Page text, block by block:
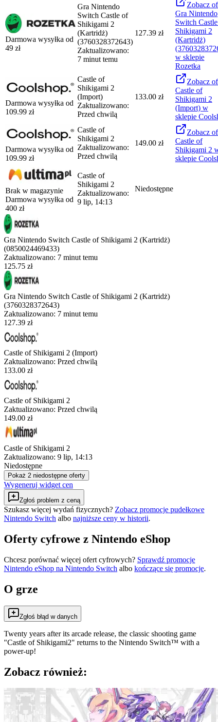
Darmowa wysyłka od
49 zł
Gra Nintendo
Switch Castle of
Shikigami 2
(Kartridż)
(3760328372643)
Zaktualizowano:
7 minut temu
127.39 zł
Zobacz
Gra Nintendo
Switch
Shikigami 2
(Kartridż)
w sklepie
Rozetka
Darmowa wysyłka od
109.99 zł
Castle of
Shikigami 2
(Import)
Zaktualizowano:
Przed chwilą
133.00 zł
Zobacz
Castle of
Shikigami 2
(Import) w
sklepie
Darmowa wysyłka od
109.99 zł
Castle of
Shikigami 2
Zaktualizowano:
Przed chwilą
149.00 zł
Zobacz
Castle of
Shikigami 2
sklepie
Brak w magazynie
Darmowa wysyłka od
400 zł
Castle of
Shikigami 2
Zaktualizowano:
9 lip, 14:13
Niedostępne
Gra Nintendo Switch Castle of Shikigami 2 (Kartridż)
(0850024469433)
Zaktualizowano: 7 minut temu
125.75 zł
Gra Nintendo Switch Castle of Shikigami 2 (Kartridż)
(3760328372643)
Zaktualizowano: 7 minut temu
127.39 zł
Castle of Shikigami 2 (Import)
Zaktualizowano: Przed chwilą
133.00 zł
Castle of Shikigami 2
Zaktualizowano: Przed chwilą
149.00 zł
Castle of Shikigami 2
Zaktualizowano: 9 lip, 14:13
Niedostępne
Pokaż 2 niedostępne oferty
Wygeneruj widget cen
Zgłoś problem z ceną
Szukasz więcej wydań fizycznych? Zobacz promocje pudełkowe
Nintendo Switch albo najniższe ceny w historii.
Oferty cyfrowe z Nintendo eShop
Chcesz porównać więcej ofert cyfrowych? Sprawdź promocje
Nintendo eShop na Nintendo Switch albo kończące się promocje.
O grze
Zgłoś błąd w danych
Twenty years after its arcade release, the classic shooting game
"Castle of Shikigami2" returns to the Nintendo Switch™ with a
power-up!
Zobacz również: